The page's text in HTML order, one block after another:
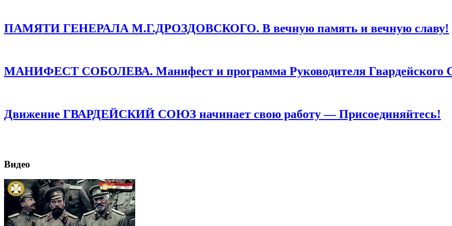
ПАМЯТИ ГЕНЕРАЛА М.Г.ДРОЗДОВСКОГО. В вечную память и вечную славу!
МАНИФЕСТ СОБОЛЕВА. Манифест и программа Руководителя Гвардейского
Движение ГВАРДЕЙСКИЙ СОЮЗ начинает свою работу — Присоединяйтесь!
Видео